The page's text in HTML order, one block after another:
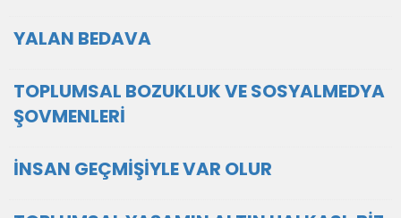
YALAN BEDAVA
TOPLUMSAL BOZUKLUK VE SOSYALMEDYA
ŞOVMENLERİ
İNSAN GEÇMİŞİYLE VAR OLUR